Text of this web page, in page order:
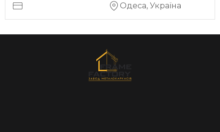
Одеса, Україна